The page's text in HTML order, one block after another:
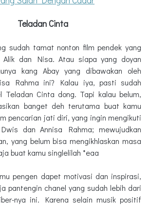
Teladan Cinta
sudah tamat nonton film pendek yang
Alik dan Nisa. Atau siapa yang doyan
kang Abay yang dibawakan oleh
Rahma ini? Kalau iya, pasti sudah
Teladan Cinta dong. Tapi kalau belum,
banget deh terutama buat kamu
pencarian jati diri, yang ingin mengikuti
dan Annisa Rahma; mewujudkan
yang belum bisa mengikhlaskan masa
buat kamu singlelilah *eaa
pengen dapet motivasi dan inspirasi,
pantengin chanel yang sudah lebih dari
nya ini. Karena selain musik positif